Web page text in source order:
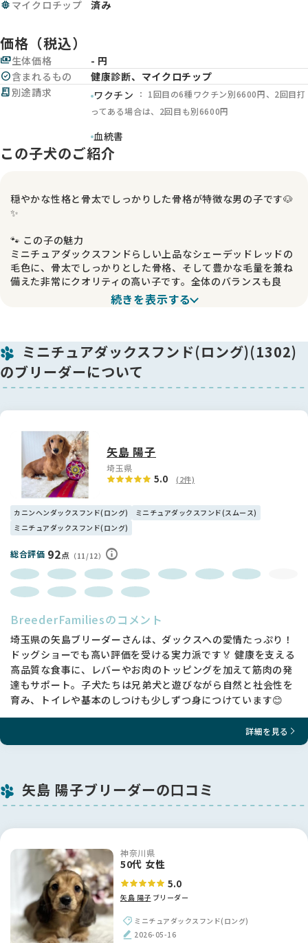
memory マイクロチップ 済み
価格（税込）
payments生体価格
- 円
check_circle含まれるもの
健康診断、マイクロチップ
receipt_long 別途請求 ワクチン
： 1回目の6種ワクチン別6600円、2回目打
ってある場合は、2回目も別6600円
血統書
この子犬のご紹介
穏やかな性格と骨太でしっかりした骨格が特徴な男の子です🐶
✨
🐾 この子の魅力
ミニチュアダックスフンドらしい上品なシェーデッドレッドの
毛色に、骨太でしっかりとした骨格、そして豊かな毛量を兼ね
備えた非常にクオリティの高い子です。全体のバランスも良
く、将来はショードッグとしても十分に期待できる魅力を持っ
ています。見た目の美しさと存在感を感じていただける、とて
🌸 性格について
性格は穏やかで優しい可愛らしい子です。落ち着きがあり、人
にもよく慣れているので、ご家庭にもすぐに馴染んでくれると
思います。初めてわんちゃんを迎える方にも安心しておすすめ
👑 血統について
お父さんはJKCチャンピオンに加え、インターチャンピオン、
さらにフィリピン🇵🇭チャンピオンという素晴らしい実績を持
つ優秀な血統です。その血統をしっかりと受け継いでおり、こ
の子自身のクオリティの高さにも納得していただけると思いま
す。将来性も非常に楽しみな子です✨
🏡 ブリーダーよりひとこと
日々愛情を込めて大切に育てており、健康面・性格面ともにし
っかりと管理しています。骨格・毛量ともに申し分なく、ショ
ータイプとしてもおすすめできる完成度の高い男の子です。も
ちろんご家庭のパートナーとしても、かけがえのない存在にな
ってくれると思います。
素敵なご縁を心よりお待ちしております🐶💖
続きを表示する
ミニチュアダックスフンド(ロング)(1302)
のブリーダーについて
矢島 陽子
埼玉県
5.0 (2件)
カニンヘンダックスフンド(ロング)
ミニチュアダックスフンド(スムース)
ミニチュアダックスフンド(ロング)
総合評価 92点 （11/12）
BreederFamiliesのコメント
埼玉県の矢島ブリーダーさんは、ダックスへの愛情たっぷり！
ドッグショーでも高い評価を受ける実力派です🏅 健康を支える
高品質な食事に、レバーやお肉のトッピングを加えて筋肉の発
達もサポート。子犬たちは兄弟犬と遊びながら自然と社会性を
育み、トイレや基本のしつけも少しずつ身につけています😊
詳細を見る
矢島 陽子ブリーダーの口コミ
神奈川県
50代 女性
5.0
矢島 陽子 ブリーダー
ミニチュアダックスフンド(ロング)
2026-05-16